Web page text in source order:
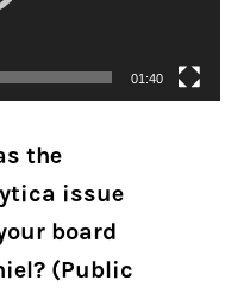
01:40
the
issue
board
(Public